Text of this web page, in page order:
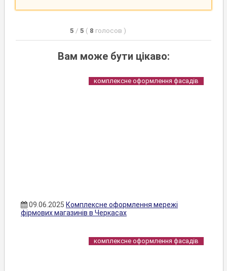
5 / 5 ( 8 голосов )
Вам може бути цікаво:
комплексне оформлення фасадів
09.06.2025 Комплексне оформлення мережі
фірмових магазинів в Черкасах
комплексне оформлення фасадів